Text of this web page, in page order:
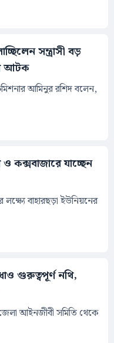
সন্ত্রাসী বড়
আটক
আমিনুর রশিদ বলেন,
ও কক্সবাজারে যাচ্ছেন
লক্ষ্যে বাহারছড়া ইউনিয়নের
গুরুত্বপূর্ণ নথি,
আইনজীবী সমিতি থেকে